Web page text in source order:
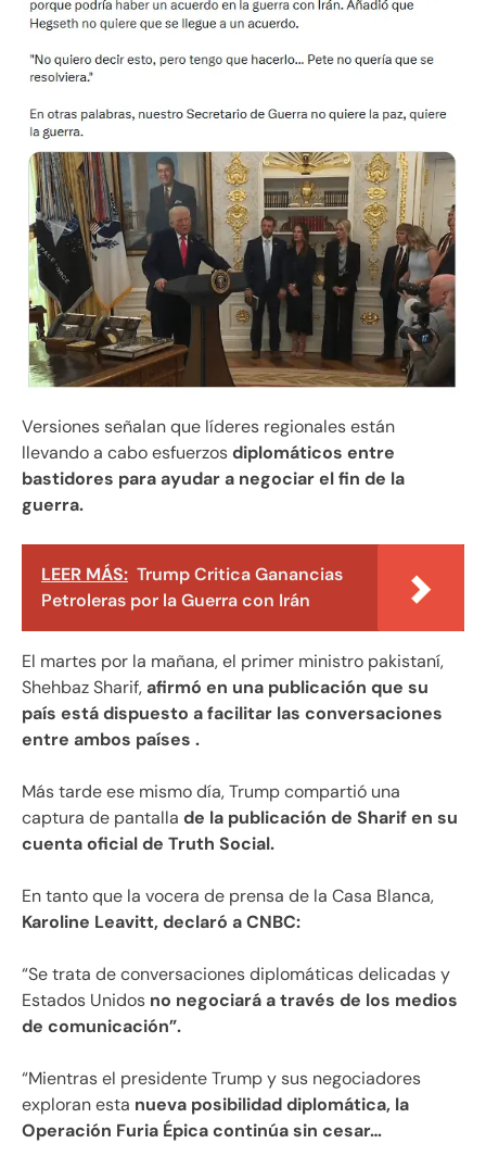
Versiones señalan que líderes regionales están
llevando a cabo esfuerzosdiplomáticos entre
bastidores para ayudar a negociar el fin de la
guerra.
LEER MÁS: Trump Critica Ganancias
Petroleras por la Guerra con Irán
El martes por la mañana, el primer ministro pakistaní,
Shehbaz Sharif,afirmó en una publicación que su
país está dispuesto a facilitar las conversaciones
entre ambos países .
Más tarde ese mismo día, Trump compartió una
captura de pantalla de la publicación de Sharif en su
cuenta oficial de Truth Social.
En tanto que la vocera de prensa de la Casa Blanca,
Karoline Leavitt, declaró a CNBC:
“Se trata de conversaciones diplomáticas delicadas y
Estados Unidos no negociará a través de los medios
de comunicación”.
“Mientras el presidente Trump y sus negociadores
exploran esta nueva posibilidad diplomática, la
Operación Furia Épica continúa sin cesar…